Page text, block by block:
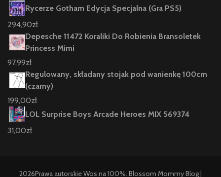
Rycerze Gotham Edycja Specjalna (Gra PS5)
294,90zł
Depesche 11472 Koraliki Do Robienia Bransoletek
Princess Mimi
97,99zł
Regulowany, składany stojak pod wanienkę 100cm
(czarny)
199,00zł
LOL Surprise Boys Arcade Heroes MIX 569374
31,00zł
2026Prawa autorskieWos na 100%. Blossom Mommy Blog |